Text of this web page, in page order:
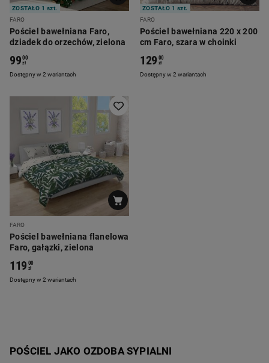
ZOSTAŁO 1 szt.
FARO
Pościel bawełniana Faro,
dziadek do orzechów, zielona
Dostępny w 2 wariantach
9900
zł
ZOSTAŁO 1 szt.
FARO
Pościel bawełniana 220 x 200
cm Faro, szara w choinki
Dostępny w 2 wariantach
129 00
zł
FARO
Pościel bawełniana flanelowa
Faro, gałązki, zielona
Dostępny w 2 wariantach
119 00
zł
POŚCIEL JAKO OZDOBA SYPIALNI